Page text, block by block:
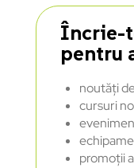
Încrie-
pentru
noutăți
cursuri
promoții